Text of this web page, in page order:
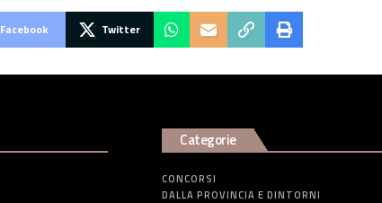
Facebook Twitter
Categorie
CONCORSI
DALLA PROVINCIA E DINTORNI